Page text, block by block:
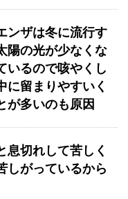
ンザは冬に流行す
陽の光が少なくな
いるので咳やくし
に留まりやすいく
が多いのも原因
息切れして苦しく
がっているから